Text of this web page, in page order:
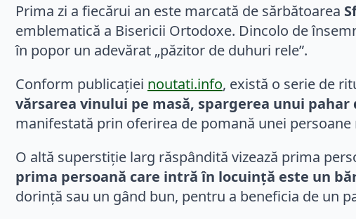
Prima zi a fiecărui an este marcată de sărbătoarea
emblematică a Bisericii Ortodoxe. Dincolo de
în popor un adevărat „păzitor de duhuri rele”.
Conform publicației noutati.info, există o serie de
vărsarea vinului pe masă, spargerea unui pahar
manifestată prin oferirea de pomană unei
O altă superstiție larg răspândită vizează prima
prima persoană care intră în locuință este un
dorință sau un gând bun, pentru a beneficia de un